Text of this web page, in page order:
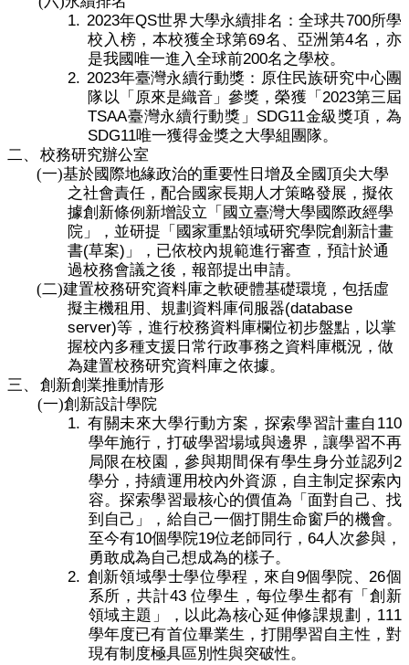
1. 2023年QS世界大學永續排名：全球共700所學
校入榜，本校獲全球第69名、亞洲第4名，亦
是我國唯一進入全球前200名之學校。
2. 2023年臺灣永續行動獎：原住民族研究中心團
隊以「原來是織音」參獎，榮獲「 2023第三屆
TSAA臺灣永續行動獎」 SDG11金級獎項，為
SDG11唯一獲得金獎之大學組團隊。
二、
校務研究辦公室
(一)基於國際地緣政治的重要性日增及全國頂尖大學
之社會責任，配合國家長期人才策略發展，擬依
據創新條例新增設立「國立臺灣大學國際政經學
院」，並研提「國家重點領域研究學院創新計畫
書(草案) 」，已依校內規範進行審查，預計於通
過校務會議之後，報部提出申請。
(二)建置校務研究資料庫之軟硬體基礎環境，包括虛
擬主機租用、規劃資料庫伺服器(database
server)等，進行校務資料庫欄位初步盤點，以掌
握校內多種支援日常行政事務之資料庫概況，做
為建置校務研究資料庫之依據。
三、
創新創業推動情形
(一)創新設計學院
1. 有關未來大學行動方案， 探索學習計畫自 110
學年施行，打破學習場域與邊界，讓學習不再
局限在校園，參與期間保有學生身分並認列 2
學分，持續運用校內外資源，自主制定探索內
容。探索學習最核心的價值為「面對自己、找
到自己」，給自己一個打開生命窗戶的機會。
至今有10個學院19位老師同行， 64人次參與，
勇敢成為自己想成為的樣子。
2. 創新領域學士學位學程，來自9個學院、26個
系所，共計43位學生，每位學生都有「創新
領域主題」，以此為核心延伸修課規劃， 111
學年度已有首位畢業生，打開學習自主性，對
現有制度極具區別性與突破性。